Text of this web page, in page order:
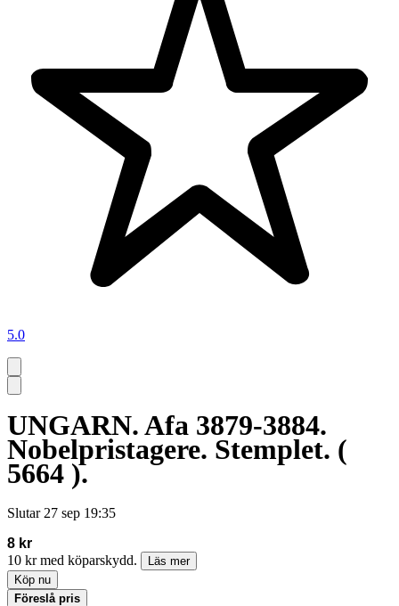
5.0
UNGARN. Afa 3879-3884.
Nobelpristagere. Stemplet. (
5664 ).
Slutar 27 sep 19:35
8 kr
10 kr med köparskydd.
Läs mer
Köp nu
Föreslå pris